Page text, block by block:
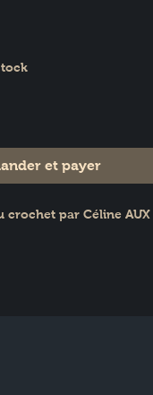
et payer
par Céline AUX